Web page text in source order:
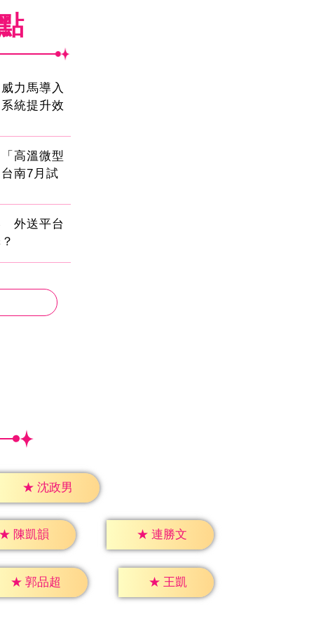
力馬導入
統提升效
高溫微型
南7月試
外送平台
★ 沈政男
陳凱韻 ★ 連勝文
★ 郭品超 ★ 王凱